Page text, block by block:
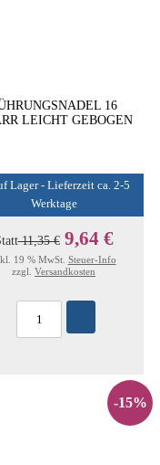
16
LEICHT GEBOGEN
Lager - Lieferzeit ca. 2-5
Werktage
11,35 € 9,64 €
19 % MwSt. Steuer-Info
zzgl. Versandkosten
-15%